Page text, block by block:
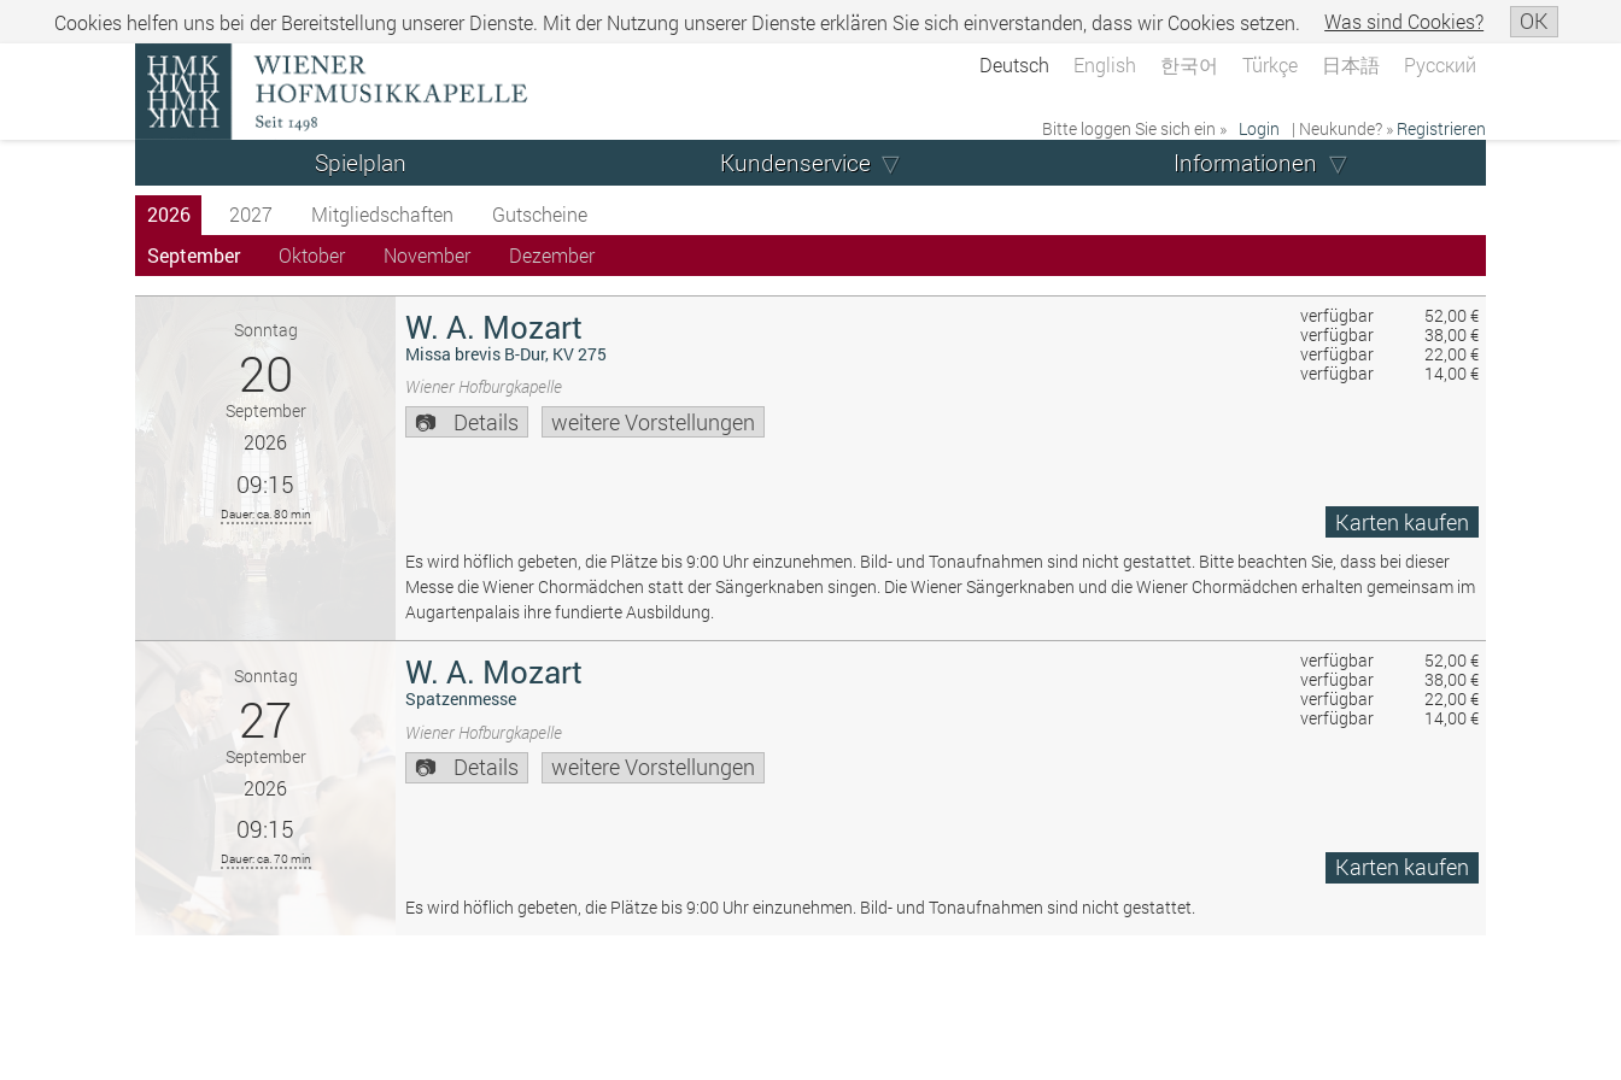
Cookies helfen uns bei der Bereitstellung unserer Dienste. Mit der Nutzung unserer Dienste erklären Sie sich einverstanden, dass wir Cookies setzen. Was sind Cookies? OK
Deutsch English 한국어 Türkçe 日本語 Русский
Bitte loggen Sie sich ein » Login | Neukunde? » Registrieren
Spielplan Kundenservice Informationen
2026 2027 Mitgliedschaften
Gutscheine
September
Oktober November Dezember
verfügbar
52,00 €
verfügbar
38,00 €
verfügbar
22,00 €
verfügbar
14,00 €
Sonntag
20
September
2026
09:15
Dauer: ca. 80 min
W. A. Mozart
Missa brevis B-Dur, KV 275
Wiener Hofburgkapelle
Details weitere Vorstellungen
Karten kaufen
Es wird höflich gebeten, die Plätze bis 9:00 Uhr einzunehmen. Bild- und Tonaufnahmen sind nicht gestattet. Bitte beachten Sie, dass bei dieser
Messe die Wiener Chormädchen statt der Sängerknaben singen. Die Wiener Sängerknaben und die Wiener Chormädchen erhalten gemeinsam im
Augartenpalais ihre fundierte Ausbildung.
verfügbar
52,00 €
verfügbar
38,00 €
verfügbar
22,00 €
verfügbar
14,00 €
Sonntag
27
September
2026
09:15
Dauer: ca. 70 min
W. A. Mozart
Spatzenmesse
Wiener Hofburgkapelle
Details weitere Vorstellungen
Karten kaufen
Es wird höflich gebeten, die Plätze bis 9:00 Uhr einzunehmen. Bild- und Tonaufnahmen sind nicht gestattet.